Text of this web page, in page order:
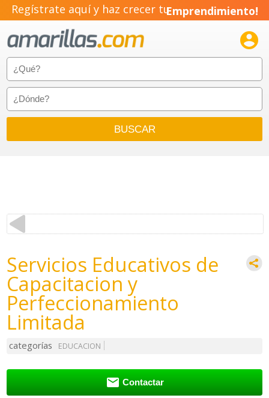
Regístrate aquí y haz crecer tuEmprendimiento!

Servicios Educativos de
Capacitacion y
Perfeccionamiento
Limitada
categorías EDUCACION
 Contactar